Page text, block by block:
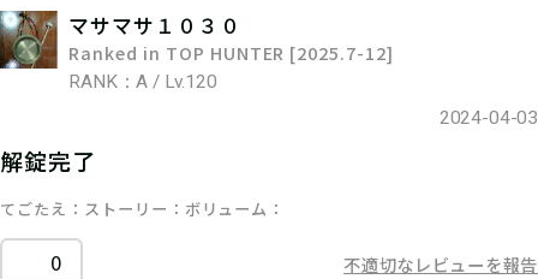
マサマサ１０３０
Ranked in TOP HUNTER [2025.7-12]
RANK：A / Lv.120
2024-04-03
解錠完了
てごたえ ストーリー ボリューム
0 不適切なレビューを報告